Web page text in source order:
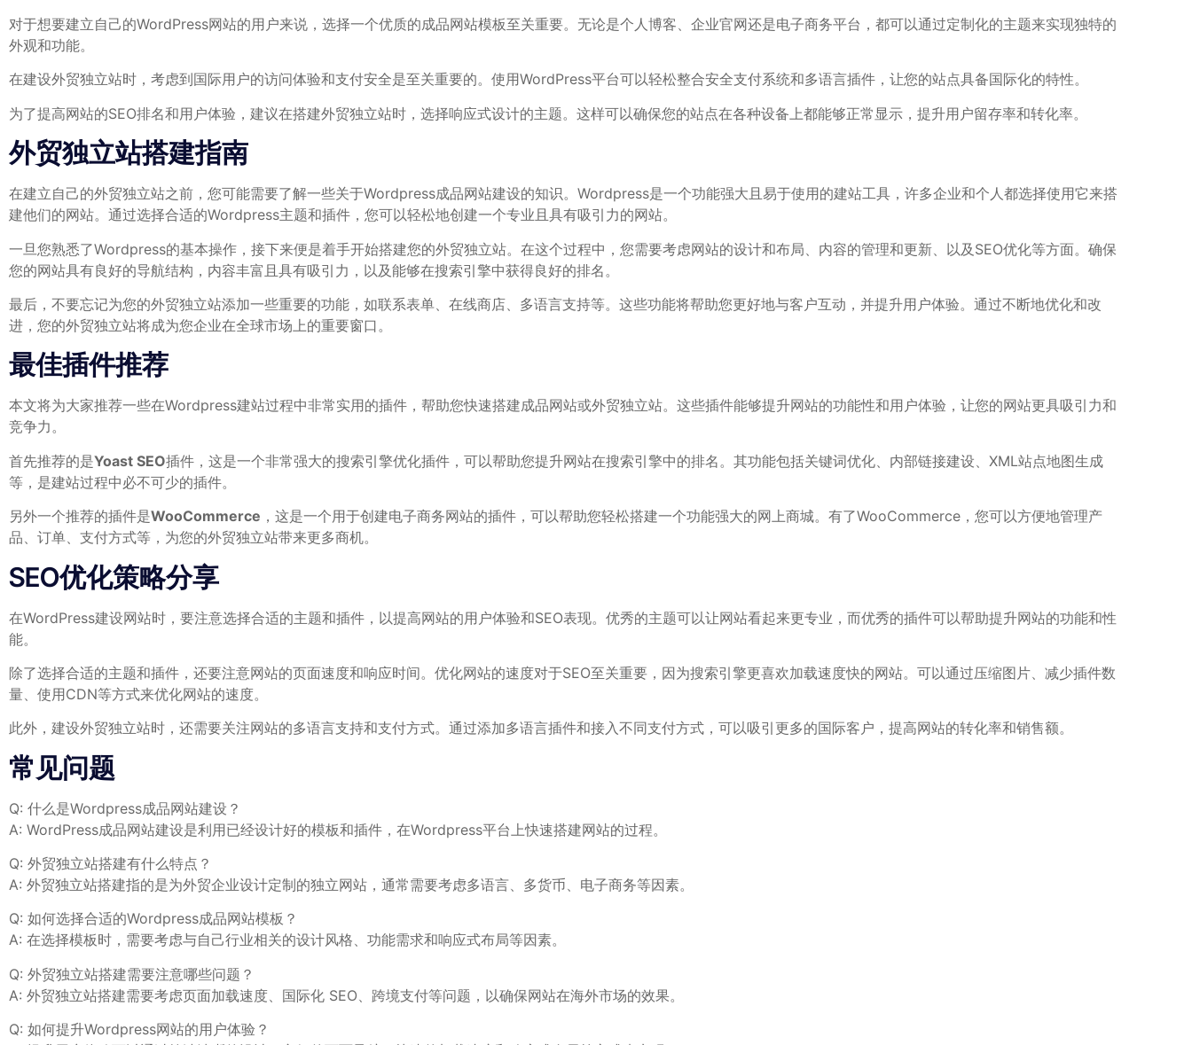
对于想要建立自己的WordPress网站的用户来说，选择一个优质的成品网站模板至关重要。无论是个人博客、企业官网还是电子商务平台，都可以通过定制化的主题来实现独特的
外观和功能。
在建设外贸独立站时，考虑到国际用户的访问体验和支付安全是至关重要的。使用WordPress平台可以轻松整合安全支付系统和多语言插件，让您的站点具备国际化的特性。
为了提高网站的SEO排名和用户体验，建议在搭建外贸独立站时，选择响应式设计的主题。这样可以确保您的站点在各种设备上都能够正常显示，提升用户留存率和转化率。
外贸独立站搭建指南
在建立自己的外贸独立站之前，您可能需要了解一些关于Wordpress成品网站建设的知识。Wordpress是一个功能强大且易于使用的建站工具，许多企业和个人都选择使用它来搭
建他们的网站。通过选择合适的Wordpress主题和插件，您可以轻松地创建一个专业且具有吸引力的网站。
一旦您熟悉了Wordpress的基本操作，接下来便是着手开始搭建您的外贸独立站。在这个过程中，您需要考虑网站的设计和布局、内容的管理和更新、以及SEO优化等方面。确保
您的网站具有良好的导航结构，内容丰富且具有吸引力，以及能够在搜索引擎中获得良好的排名。
最后，不要忘记为您的外贸独立站添加一些重要的功能，如联系表单、在线商店、多语言支持等。这些功能将帮助您更好地与客户互动，并提升用户体验。通过不断地优化和改
进，您的外贸独立站将成为您企业在全球市场上的重要窗口。
最佳插件推荐
本文将为大家推荐一些在Wordpress建站过程中非常实用的插件，帮助您快速搭建成品网站或外贸独立站。这些插件能够提升网站的功能性和用户体验，让您的网站更具吸引力和
竞争力。
首先推荐的是Yoast SEO插件，这是一个非常强大的搜索引擎优化插件，可以帮助您提升网站在搜索引擎中的排名。其功能包括关键词优化、内部链接建设、XML站点地图生成
等，是建站过程中必不可少的插件。
另外一个推荐的插件是WooCommerce ，这是一个用于创建电子商务网站的插件，可以帮助您轻松搭建一个功能强大的网上商城。有了WooCommerce，您可以方便地管理产
品、订单、支付方式等，为您的外贸独立站带来更多商机。
SEO优化策略分享
在WordPress建设网站时，要注意选择合适的主题和插件，以提高网站的用户体验和SEO表现。优秀的主题可以让网站看起来更专业，而优秀的插件可以帮助提升网站的功能和性
能。
除了选择合适的主题和插件，还要注意网站的页面速度和响应时间。优化网站的速度对于SEO至关重要，因为搜索引擎更喜欢加载速度快的网站。可以通过压缩图片、减少插件数
量、使用CDN等方式来优化网站的速度。
此外，建设外贸独立站时，还需要关注网站的多语言支持和支付方式。通过添加多语言插件和接入不同支付方式，可以吸引更多的国际客户，提高网站的转化率和销售额。
常见问题
Q: 什么是Wordpress成品网站建设？
A: WordPress成品网站建设是利用已经设计好的模板和插件，在Wordpress平台上快速搭建网站的过程。
Q:​ 外贸独立站搭建有什么特点？
A: 外贸独立站搭建指的是为外贸企业设计定制的独立网站，通常需要考虑多语言、多货币、电子商务等因素。
Q: 如何选择合适的Wordpress成品网站模板？
A: 在选择模板时，需要考虑与自己行业相关的设计风格、功能需求和响应式布局等因素。
Q: 外贸独立站搭建需要注意哪些问题？
A:⁢ 外贸独立站搭建需要考虑页面加载速度、国际化 SEO、跨境支付等问题，以确保网站在海外市场的效果。
Q: 如何提升Wordpress网站的用户体验？